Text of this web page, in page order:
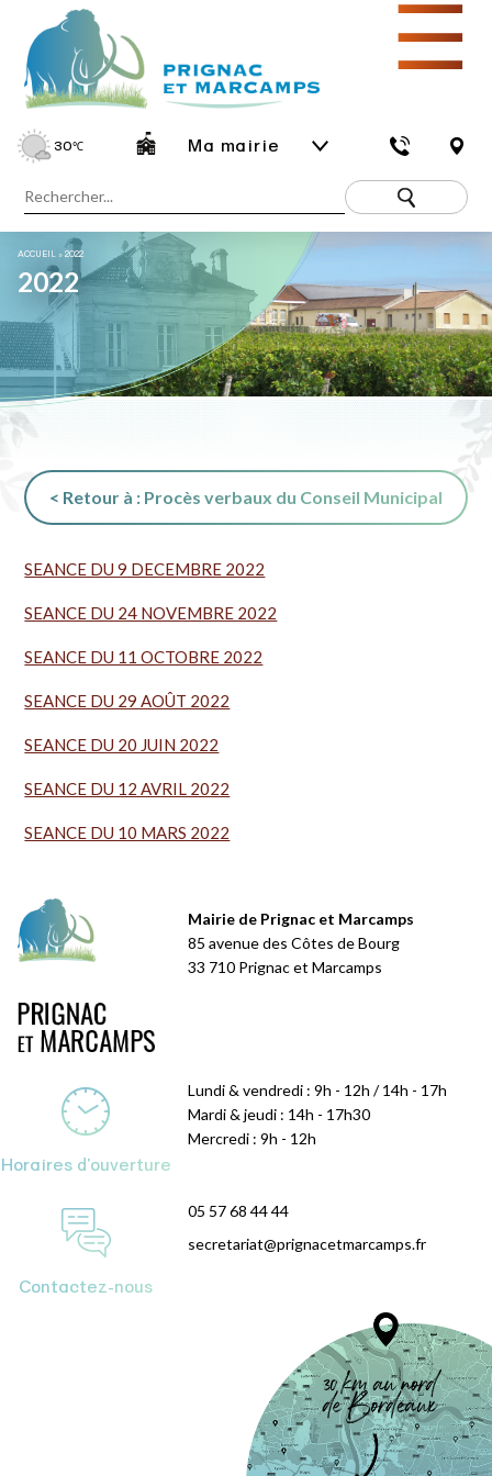
30℃ Ma mairie
☰
ACCUEIL »2022
2022
< Retour à : Procès verbaux du Conseil Municipal
SEANCE DU 9 DECEMBRE 2022
SEANCE DU 24 NOVEMBRE 2022
SEANCE DU 11 OCTOBRE 2022
SEANCE DU 29 AOÛT 2022
SEANCE DU 20 JUIN 2022
SEANCE DU 12 AVRIL 2022
SEANCE DU 10 MARS 2022
Mairie de Prignac et Marcamps
85 avenue des Côtes de Bourg
33 710 Prignac et Marcamps
Horaires d'ouverture
Lundi & vendredi : 9h - 12h / 14h - 17h
Mardi & jeudi : 14h - 17h30
Mercredi : 9h - 12h
Contactez-nous
05 57 68 44 44
secretariat@prignacetmarcamps.fr